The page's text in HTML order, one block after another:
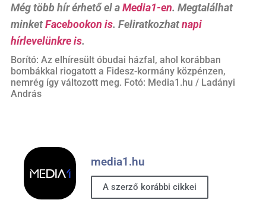
Még több hír érhető el aMedia1-en. Megtalálhat
minketFacebookon is. Feliratkozhatnapi
hírlevelünkre is.
Borító: Az elhíresült óbudai házfal, ahol korábban
bombákkal riogatott a Fidesz-kormány közpénzen,
nemrég így változott meg. Fotó: Media1.hu / Ladányi
András
media1.hu
A szerző korábbi cikkei